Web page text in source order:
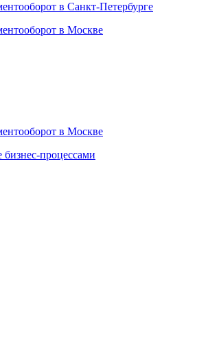
в Санкт-Петербурге
в Москве
в Москве
процессами